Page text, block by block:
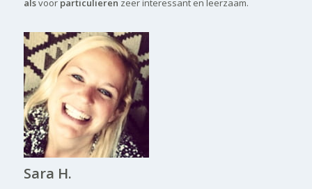
alsvoor particulieren zeer interessant en leerzaam.
Sara H.